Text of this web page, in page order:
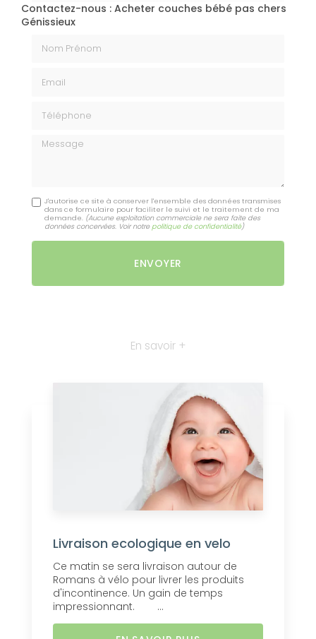
Contactez-nous : Acheter couches bébé pas chers
Génissieux
Message
J'autorise ce site à conserver l'ensemble des données transmises
dans ce formulaire pour faciliter le suivi et le traitement de ma
demande. (Aucune exploitation commerciale ne sera faite des
données concervées. Voir notre politique de confidentialité)
En savoir +
Livraison ecologique en velo
Ce matin se sera livraison autour de
Romans à vélo pour livrer les produits
d'incontinence. Un gain de temps
impressionnant. ...